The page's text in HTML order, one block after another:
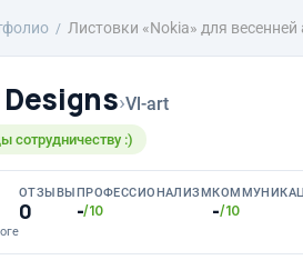
Листовки «Nokia» для
›Vl-art
сотрудничеству :)
ОТЗЫВЫ
0
ПРОФЕССИОНАЛИЗМ
-/10 -/10